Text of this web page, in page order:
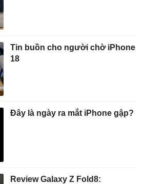
Tin buồn cho người chờ iPhone
18
Đây là ngày ra mắt iPhone gập?
Review Galaxy Z Fold8: